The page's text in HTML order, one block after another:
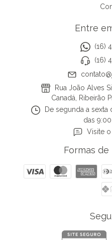
Entre
(16)
(16)
Rua João Alves
Canadá, Ribeirão
De segunda a sexta
das 9:00
Visite
Formas